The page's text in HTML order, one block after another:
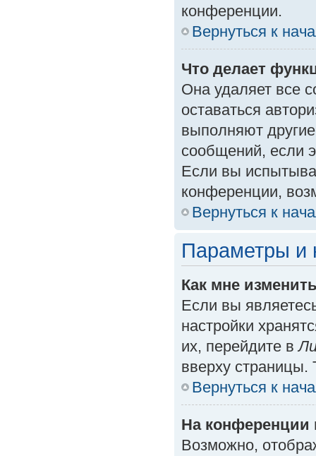
конференции.
Вернуться к
Что делает
Она удаляет все
оставаться
выполняют
сообщений, если
Если вы
конференции,
Вернуться к
Параметры и
Как мне
Если вы
настройки
их, перейдите в
вверху страницы.
Вернуться к
На конференции
Возможно,